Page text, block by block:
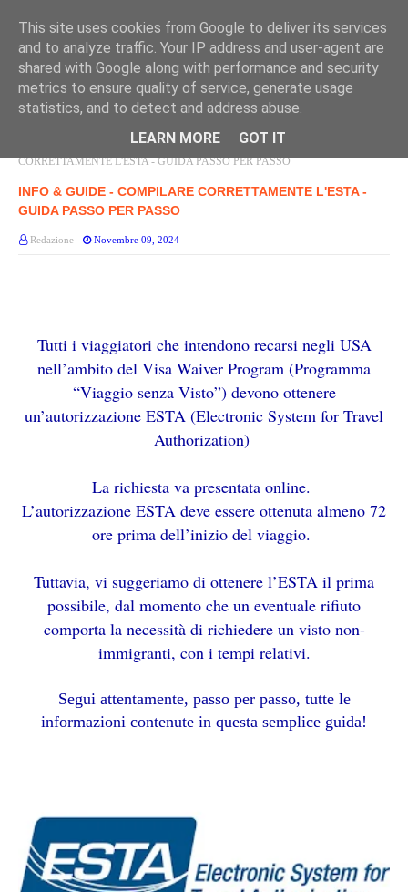
CORRETTAMENTE L'ESTA - GUIDA PASSO PER PASSO
INFO & GUIDE - COMPILARE CORRETTAMENTE L'ESTA -
GUIDA PASSO PER PASSO
Redazione Novembre 09, 2024
Tutti i viaggiatori che intendono recarsi negli USA
nell’ambito del Visa Waiver Program (Programma
“Viaggio senza Visto”) devono ottenere
un’autorizzazione ESTA (Electronic System for Travel
Authorization)
La richiesta va presentata online.
L’autorizzazione ESTA deve essere ottenuta almeno 72
ore prima dell’inizio del viaggio.
Tuttavia, vi suggeriamo di ottenere l’ESTA il prima
possibile, dal momento che un eventuale rifiuto
comporta la necessità di richiedere un visto non-
immigranti, con i tempi relativi.
Segui attentamente, passo per passo, tutte le
informazioni contenute in questa semplice guida!
This site uses cookies from Google to deliver its services
and to analyze traffic. Your IP address and user-agent are
shared with Google along with performance and security
metrics to ensure quality of service, generate usage
statistics, and to detect and address abuse.
LEARN MORE
GOT IT